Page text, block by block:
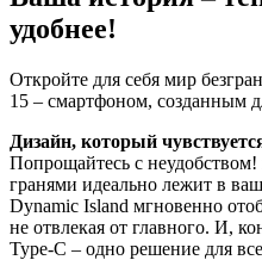
удобнее!
Откройте для себя мир
15 – смартфоном, созданным
Дизайн, который
Попрощайтесь с
гранями идеально лежит в
Dynamic Island мгновенно
не отвлекая от главного. И,
Type-C – одно решение для